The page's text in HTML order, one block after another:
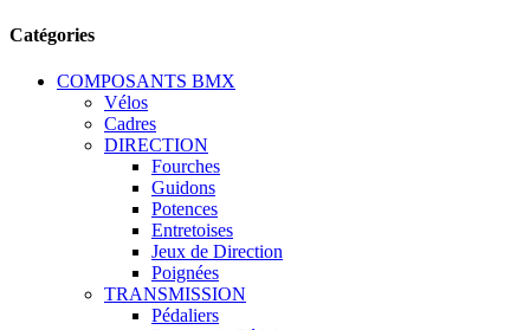
Catégories
COMPOSANTS BMX
Vélos
Cadres
DIRECTION
Fourches
Guidons
Potences
Entretoises
Jeux de Direction
Poignées
TRANSMISSION
Pédaliers